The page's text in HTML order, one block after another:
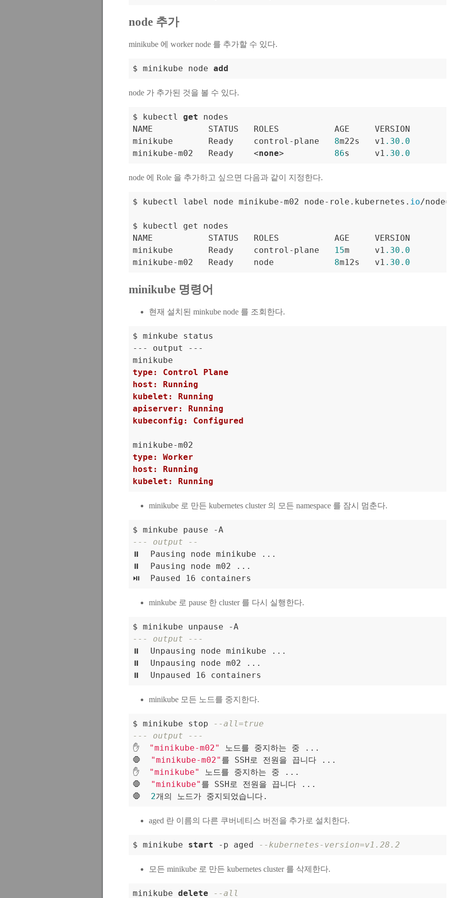
node 추가
minikube 에 worker node 를 추가할 수 있다.
$ minikube node add
node 가 추가된 것을 볼 수 있다.
$ kubectl get nodes
NAME           STATUS   ROLES           AGE     VERSION
minikube       Ready    control - plane 8m22s   v1 .30 .0
minikube-m02   Ready <none> 86s     v1 .30 .0
node 에 Role 을 추가하고 싶으면 다음과 같이 지정한다.
$ kubectl label node minikube-m02 node-role.kubernetes. io/
$ kubectl get nodes
NAME           STATUS   ROLES           AGE     VERSION
minikube       Ready    control-plane
15m     v1 .30 .0
minikube-m02   Ready    node 8m12s   v1 .30 .0
minikube 명령어
현재 설치된 minkube node 를 조회한다.
$ minkube status
--- output ---
type: Control Plane
host: Running
kubelet: Running
apiserver: Running
kubeconfig: Configured
type: Worker
host: Running
kubelet: Running
minikube 로 만든 kubernetes cluster 의 모든 namespace 를 잠시 멈춘다.
--- output --
⏸️  Pausing node minikube ...
⏸️  Pausing node m02 ...
minkube 로 pause 한 cluster 를 다시 실행한다.
--- output ---
⏸️  Unpausing node minikube ...
⏸️  Unpausing node m02 ...
minikube 모든 노드를 중지한다.
$ minikube stop
--all=true
--- output ---
✋
"minikube-m02"
노드를 중지하는 중 ...
🛑
"minikube-m02" 를 SSH로 전원을 끕니다 ...
✋
"minikube"
노드를 중지하는 중 ...
🛑
"minikube" 를 SSH로 전원을 끕니다 ...
🛑 2
aged 란 이름의 다른 쿠버네티스 버전을 추가로 설치한다.
$ minikube start - p aged --kubernetes-version=v1.28.2
모든 minikube 로 만든 kubernetes cluster 를 삭제한다.
minikube delete --all